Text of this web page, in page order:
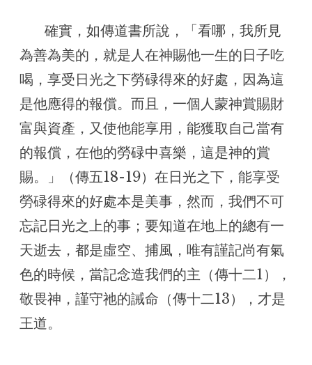
為善為美的，就是人在神賜他一生的日子吃
喝，享受日光之下勞碌得來的好處，因為這
是他應得的報償。而且，一個人蒙神賞賜財
富與資產，又使他能享用，能獲取自己當有
的報償，在他的勞碌中喜樂，這是神的賞
賜。」（傳五18-19）在日光之下，能享受
勞碌得來的好處本是美事，然而，我們不可
忘記日光之上的事；要知道在地上的總有一
天逝去，都是虛空、捕風，唯有謹記尚有氣
色的時候，當記念造我們的主（傳十二1），
敬畏神，謹守祂的誡命（傳十二13），才是
王道。